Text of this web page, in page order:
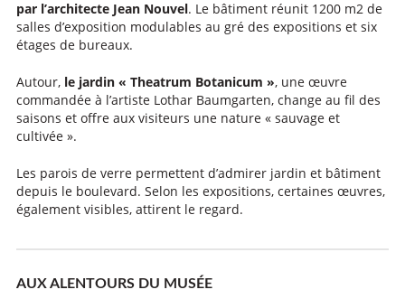
par l’architecte Jean Nouvel. Le bâtiment réunit 1200 m2 de
salles d’exposition modulables au gré des expositions et six
étages de bureaux.
Autour, le jardin « Theatrum Botanicum », une œuvre
commandée à l’artiste Lothar Baumgarten, change au fil des
saisons et offre aux visiteurs une nature « sauvage et
cultivée ».
Les parois de verre permettent d’admirer jardin et bâtiment
depuis le boulevard. Selon les expositions, certaines œuvres,
également visibles, attirent le regard.
AUX ALENTOURS DU MUSÉE